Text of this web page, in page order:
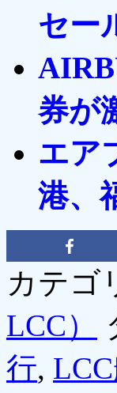
セー
券が
エア
港、
カテゴ
LCC）
行,